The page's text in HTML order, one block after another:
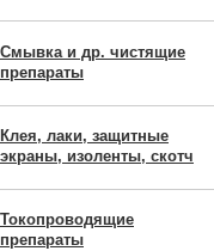
Смывка и др. чистящие
препараты
Клея, лаки, защитные
экраны, изоленты, скотч
Токопроводящие
препараты